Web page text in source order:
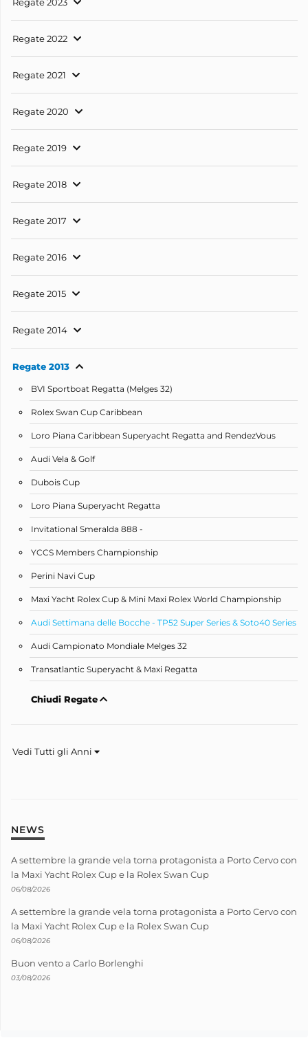
Regate 2023
Regate 2022
Regate 2021
Regate 2020
Regate 2019
Regate 2018
Regate 2017
Regate 2016
Regate 2015
Regate 2014
Regate 2013
BVI Sportboat Regatta (Melges 32)
Rolex Swan Cup Caribbean
Loro Piana Caribbean Superyacht Regatta and RendezVous
Audi Vela & Golf
Dubois Cup
Loro Piana Superyacht Regatta
Invitational Smeralda 888 -
YCCS Members Championship
Perini Navi Cup
Maxi Yacht Rolex Cup & Mini Maxi Rolex World Championship
Audi Settimana delle Bocche - TP52 Super Series & Soto40 Series
Audi Campionato Mondiale Melges 32
Transatlantic Superyacht & Maxi Regatta
Chiudi Regate
Vedi Tutti gli Anni
NEWS
A settembre la grande vela torna protagonista a Porto Cervo con
la Maxi Yacht Rolex Cup e la Rolex Swan Cup
06/08/2026
A settembre la grande vela torna protagonista a Porto Cervo con
la Maxi Yacht Rolex Cup e la Rolex Swan Cup
06/08/2026
Buon vento a Carlo Borlenghi
03/08/2026